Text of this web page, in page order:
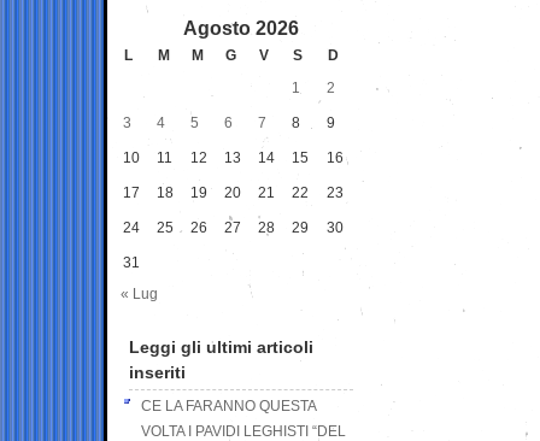
Agosto 2026
L M M G V S
D
1
2
3 4 5 6 7 8 9
10 11 12 13 14 15 16
17 18 19 20 21 22 23
24 25 26 27 28 29 30
31
« Lug
Leggi gli ultimi articoli
inseriti
CE LA FARANNO QUESTA
VOLTA I PAVIDI LEGHISTI “DEL